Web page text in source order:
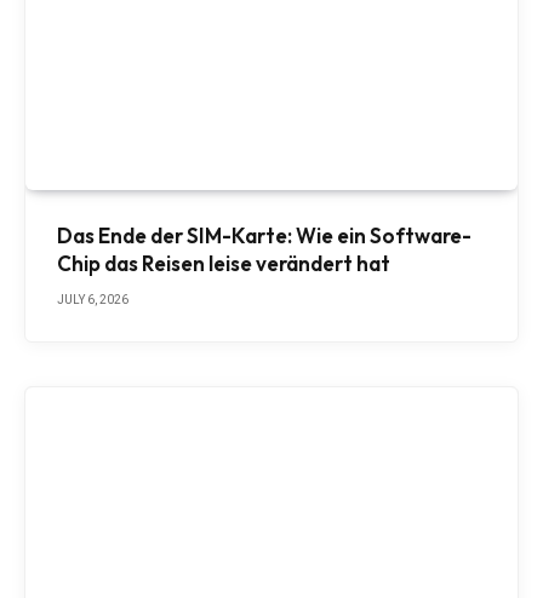
Das Ende der SIM-Karte: Wie ein Software-
Chip das Reisen leise verändert hat
JULY 6, 2026